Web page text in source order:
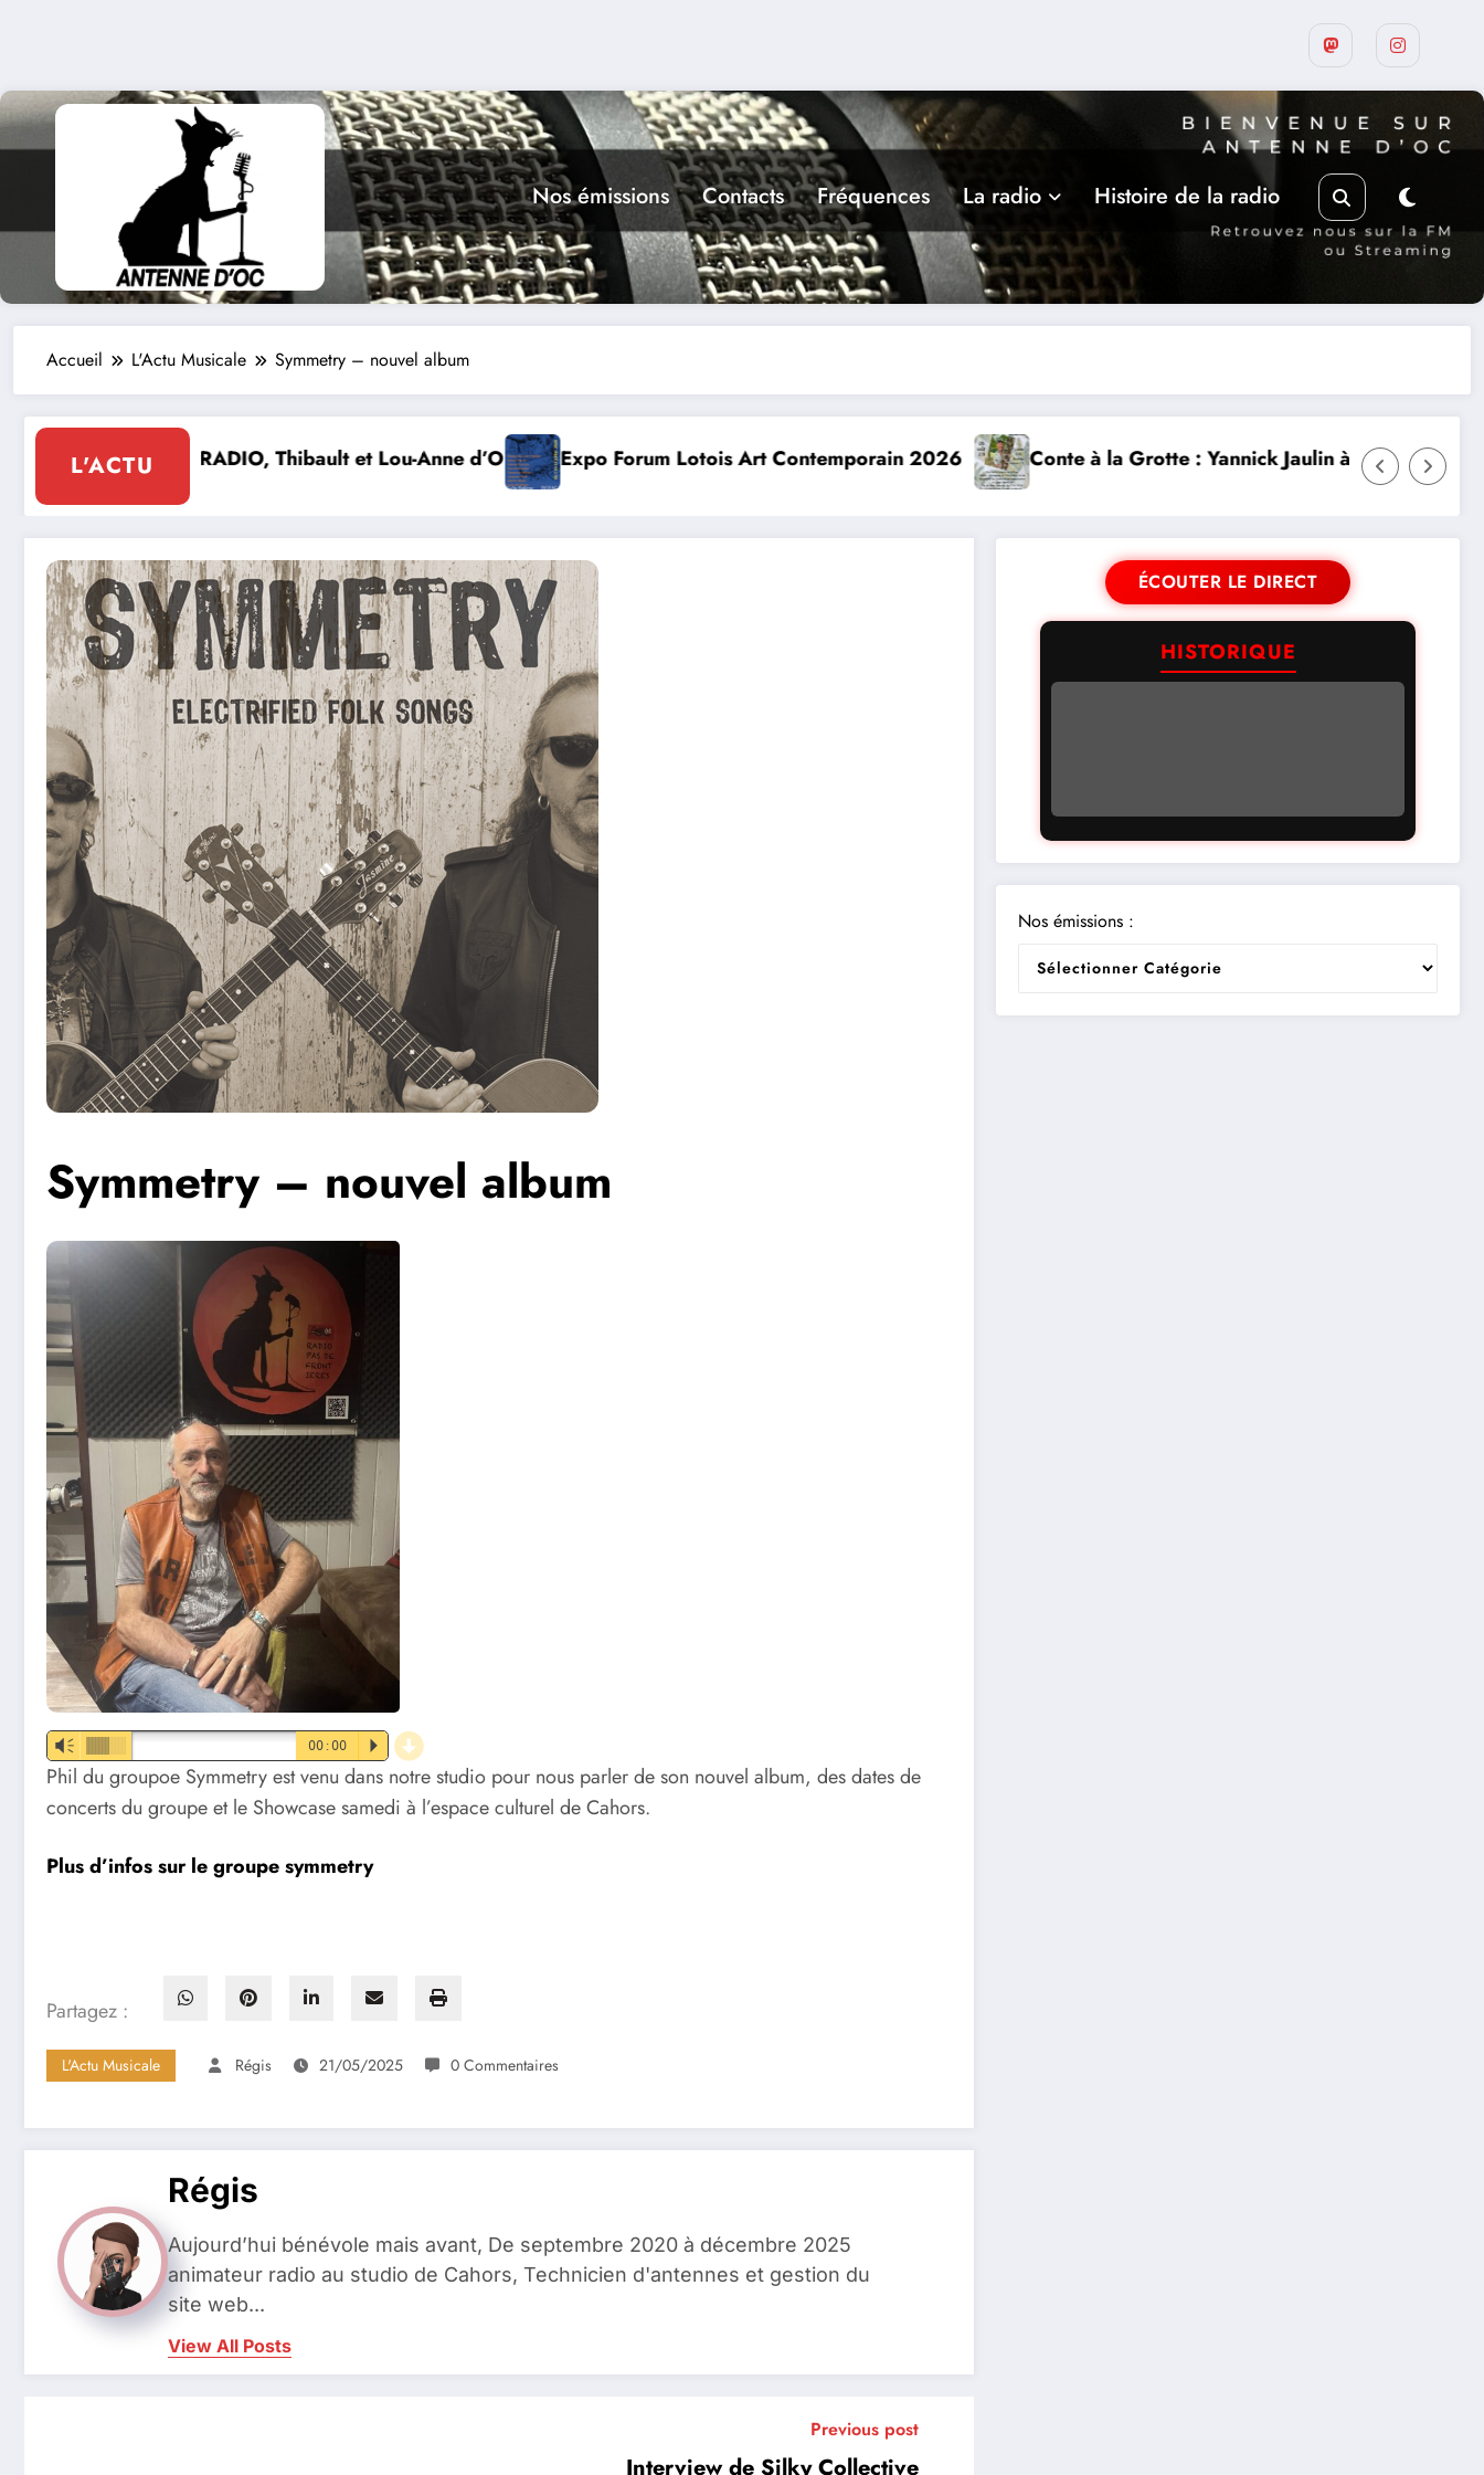
Nos émissions Contacts Fréquences La radio Histoire de la radio
Accueil L'Actu Musicale Symmetry – nouvel album
L'ACTU
Anne d’Olmeto Expo Forum Lotois Art Contemporain 2026 Conte à la Grotte : Yannick Jaulin à Cajarc le 5 aoûtLes rencontres de Belaye, hommage à
Symmetry – nouvel album
Vm 00:00 P d
Phil du groupoe Symmetry est venu dans notre studio pour nous parler de son nouvel album, des dates de
concerts du groupe et le Showcase samedi à l’espace culturel de Cahors.
Plus d’infos sur le groupe symmetry
Partagez :
L'Actu Musicale Régis 21/05/2025 0 Commentaires
Régis
Aujourd’hui bénévole mais avant, De septembre 2020 à décembre 2025
animateur radio au studio de Cahors, Technicien d'antennes et gestion du
site web...
View All Posts
Previous post
Interview de Silky Collective
ÉCOUTER LE DIRECT
HISTORIQUE
Nos émissions :